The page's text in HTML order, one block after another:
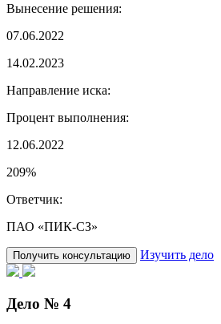
Вынесение решения:
07.06.2022
14.02.2023
Направление иска:
Процент выполнения:
12.06.2022
209%
Ответчик:
ПАО «ПИК-СЗ»
Получить консультацию Изучить дело
Дело № 4